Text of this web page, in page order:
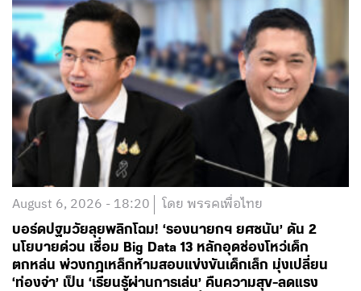
August 6, 2026 - 18:20 โดย พรรคเพื่อไทย
บอร์ดปฐมวัยลุยพลิกโฉม! ‘รองนายกฯ ยศชนัน’ ดัน 2
นโยบายด่วน เชื่อม Big Data 13 หลักอุดช่องโหว่เด็ก
ตกหล่น พ่วงกฎเหล็กห้ามสอบแข่งขันเด็กเล็ก มุ่งเปลี่ยน
‘ท่องจำ’ เป็น ‘เรียนรู้ผ่านการเล่น’ คืนความสุข-ลดแรง